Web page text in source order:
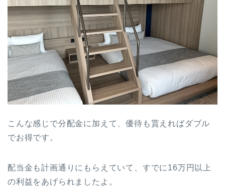
こんな感じで分配金に加えて、優待も貰えればダブル
でお得です。
配当金も計画通りにもらえていて、すでに16万円以上
の利益をあげられましたよ。